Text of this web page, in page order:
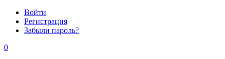
Войти
Регистрация
Забыли пароль?
0